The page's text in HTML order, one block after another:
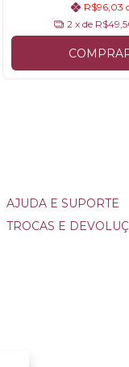
R$96,03
2 x de
AJUDA E SUPORTE
TROCAS E